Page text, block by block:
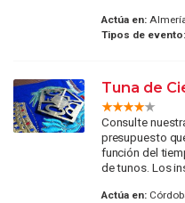
Actúa en:
Tipos de evento:
Tuna de
Consulte
presupuesto
función del
de tunos. Los
Actúa en: